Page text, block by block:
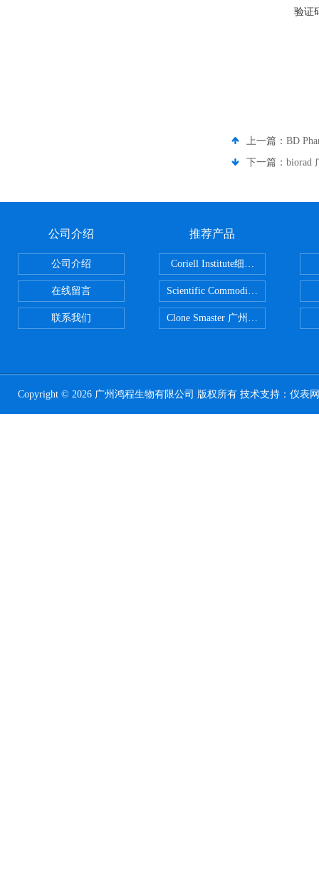
验证
上一篇： BD
下一篇： biorad
公司介绍
公司介绍
在线留言
联系我们
推荐产品
Scientific CommoditiesPE管 广州
Clone Smaster 广州鸿程代理
Copyright © 2026 广州鸿程生物有限公司 版权所有 技术支持： 仪表网